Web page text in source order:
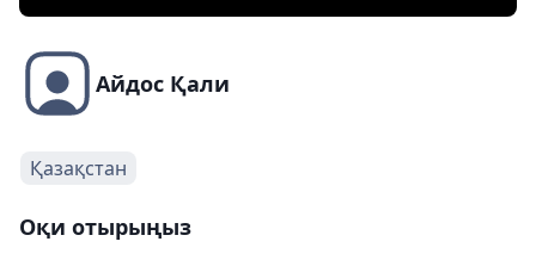
Айдос Қали
Қазақстан
Оқи отырыңыз